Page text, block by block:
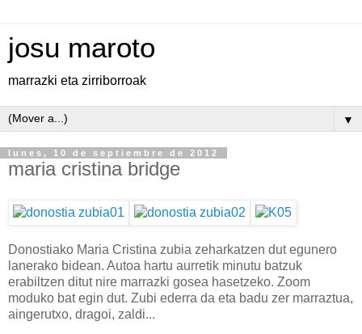
josu maroto
marrazki eta zirriborroak
▼
lunes, 10 de septiembre de 2012
maria cristina bridge
Donostiako Maria Cristina zubia zeharkatzen dut egunero
lanerako bidean. Autoa hartu aurretik minutu batzuk
erabiltzen ditut nire marrazki gosea hasetzeko. Zoom
moduko bat egin dut. Zubi ederra da eta badu zer marraztua,
aingerutxo, dragoi, zaldi...